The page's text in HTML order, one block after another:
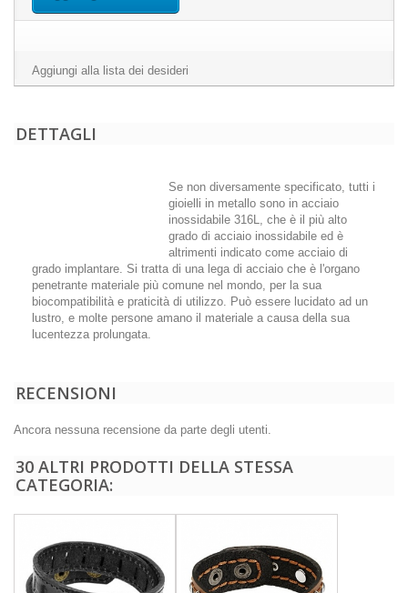
Aggiungi alla lista dei desideri
DETTAGLI
Se non diversamente specificato, tutti i
gioielli in metallo sono in acciaio
inossidabile 316L, che è il più alto
grado di acciaio inossidabile ed è
altrimenti indicato come acciaio di
grado implantare. Si tratta di una lega di acciaio che è l'organo
penetrante materiale più comune nel mondo, per la sua
biocompatibilità e praticità di utilizzo. Può essere lucidato ad un
lustro, e molte persone amano il materiale a causa della sua
lucentezza prolungata.
RECENSIONI
Ancora nessuna recensione da parte degli utenti.
30 ALTRI PRODOTTI DELLA STESSA
CATEGORIA: